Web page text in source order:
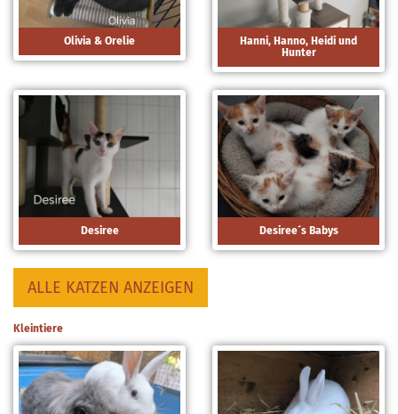
Olivia & Orelie
Hanni, Hanno, Heidi und
Hunter
Desiree Desiree´s Babys
ALLE KATZEN ANZEIGEN
Kleintiere